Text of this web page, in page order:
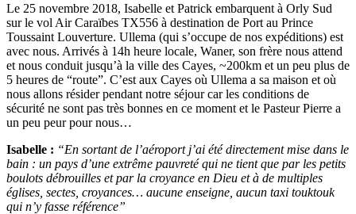
Le 25 novembre 2018, Isabelle et Patrick embarquent à Orly Sud
sur le vol Air Caraïbes TX556 à destination de Port au Prince
Toussaint Louverture. Ullema (qui s’occupe de nos expéditions) est
avec nous. Arrivés à 14h heure locale, Waner, son frère nous attend
et nous conduit jusqu’à la ville des Cayes, ~200km et un peu plus de
5 heures de “route”. C’est aux Cayes où Ullema a sa maison et où
nous allons résider pendant notre séjour car les conditions de
sécurité ne sont pas très bonnes en ce moment et le Pasteur Pierre a
un peu peur pour nous…
Isabelle : “En sortant de l’aéroport j’ai été directement mise dans le
bain : un pays d’une extrême pauvreté qui ne tient que par les petits
boulots débrouilles et par la croyance en Dieu et à de multiples
églises, sectes, croyances… aucune enseigne, aucun taxi touktouk
qui n’y fasse référence”